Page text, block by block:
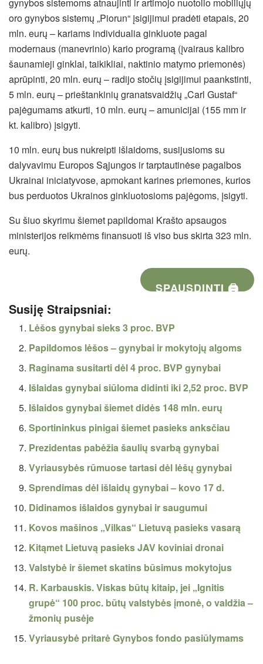
gynybos sistemoms atnaujinti ir artimojo nuotolio mobiliųjų
oro gynybos sistemų „Piorun“ įsigijimui pradėti etapais, 20
mln. eurų – kariams individualia ginkluote pagal
modernaus (manevrinio) kario programą (įvairaus kalibro
šaunamieji ginklai, taikikliai, naktinio matymo priemonės)
aprūpinti, 20 mln. eurų – radijo stočių įsigijimui paankstinti,
5 mln. eurų – prieštankinių granatsvaidžių „Carl Gustaf“
pajėgumams atkurti, 10 mln. eurų – amunicijai (155 mm ir
kt. kalibro) įsigyti.
10 mln. eurų bus nukreipti išlaidoms, susijusioms su
dalyvavimu Europos Sąjungos ir tarptautinėse pagalbos
Ukrainai iniciatyvose, apmokant karines priemones, kurios
bus perduotos Ukrainos ginkluotosioms pajėgoms, įsigyti.
Su šiuo skyrimu šiemet papildomai Krašto apsaugos
ministerijos reikmėms finansuoti iš viso bus skirta 323 mln.
eurų.
SPAUSDINTI 🖨
Susiję Straipsniai:
Lėšos gynybai sieks 3 proc. BVP
Papildomos lėšos – gynybai ir mokytojų algoms
Raginama susitarti dėl 4 proc. BVP gynybai
Išlaidas gynybai siūloma didinti iki 2,52 proc. BVP
Išlaidos gynybai šiemet didės 148 mln. eurų
Sportininkus pinigai šiemet pasieks anksčiau
Prezidentas pabėžia šaulių svarbą gynybai
Vyriausybės rūmuose tartasi dėl lėšų gynybai
Sprendimas dėl išlaidų gynybai – kovo 17 d.
Didinamos išlaidos gynybai ir saugumui
Kovos mašinos „Vilkas“ Lietuvą pasieks vasarą
Kitąmet Lietuvą pasieks JAV koviniai dronai
Valstybė ir šiemet skatins būsimus mokytojus
R. Karbauskis. Viskas būtų kitaip, jei „Ignitis
grupė“ 100 proc. būtų valstybės įmonė, o valdžia –
žmonių pusėje
Vyriausybė pritarė Gynybos fondo pasiūlymams